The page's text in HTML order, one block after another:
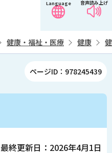
音声読み上げ
Language
健康・福祉・医療 健康
ページID：978245439
最終更新日：2026年4月1日